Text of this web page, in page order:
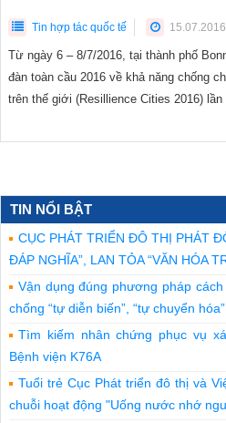
Tin hợp tác quốc tế 15.07.2016
Từ ngày 6 – 8/7/2016, tại thành phố
đàn toàn cầu 2016 về khả năng chống
trên thế giới (Resillience Cities 2016)
TIN NỔI BẬT
CỤC PHÁT TRIỂN ĐÔ THỊ PHÁT
ĐÁP NGHĨA”, LAN TỎA “VĂN HÓA
Vận dụng đúng phương pháp
chống “tự diễn biến”, “tự chuyển
Tìm kiếm nhân chứng phục vụ
Bệnh viện K76A
Tuổi trẻ Cục Phát triển đô thị và
chuỗi hoạt động "Uống nước nhớ